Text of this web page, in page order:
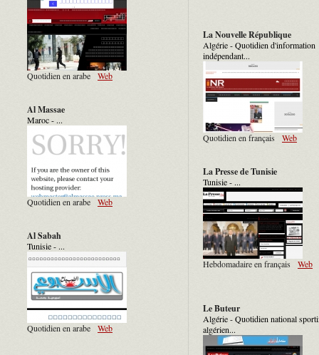
Quotidien en arabe Web
Al Massae
Maroc - ...
Quotidien en arabe Web
Al Sabah
Tunisie - ...
Quotidien en arabe Web
La Nouvelle République
Algérie - Quotidien d'information
indépendant...
Quotidien en français Web
La Presse de Tunisie
Tunisie - ...
Hebdomadaire en français Web
Le Buteur
Algérie - Quotidien national
algérien...